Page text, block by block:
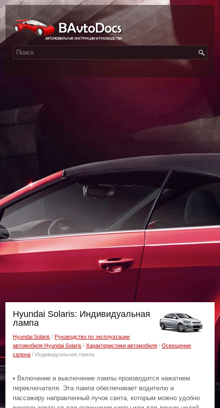
Hyundai Solaris: Индивидуальная
лампа
Hyundai Solaris /Руководство по эксплуатации
автомобиля Hyundai Solaris /Характеристики автомобиля /Освещение
салона / Индивидуальная лампа
• Включение и выключение лампы производится нажатием
переключателя. Эта лампа обеспечивает водителю и
пассажиру направленный пучок света, которым можно удобно